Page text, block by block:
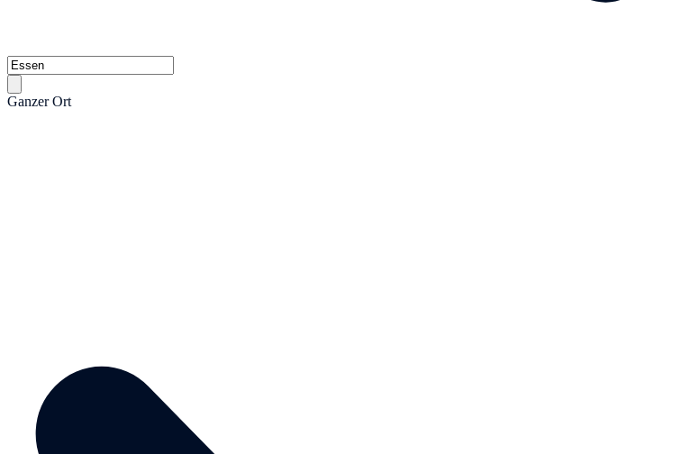
Ganzer Ort